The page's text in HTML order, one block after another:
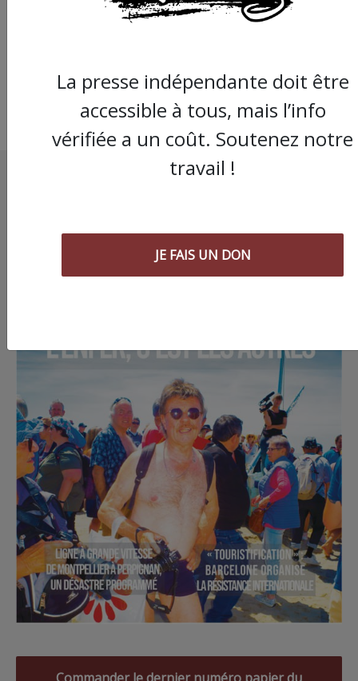
Commander le dernier numéro papier du
La presse indépendante doit être
accessible à tous, mais l’info
vérifiée a un coût. Soutenez notre
travail !
JE FAIS UN DON